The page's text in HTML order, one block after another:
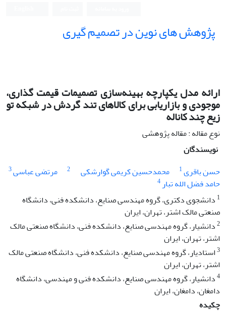
پژوهش های نوین در تصمیم گیری
ارائه مدل یکپارچه بهینه‌سازی تصمیمات قیمت گذاری،
موجودی و بازاریابی برای کالاهای تند گردش در شبکه تو
زیع چند کاناله
نوع مقاله : مقاله پژوهشی
نویسندگان
حسن باقری1 محمدحسین کریمی گوارشکی 2 مرتضی عباسی3
حامد فضل الله تبار4
1 دانشجوی دکتری، گروه مهندسی صنایع، دانشکده فنی، دانشگاه
صنعتی مالک اشتر، تهران، ایران
2دانشیار، گروه مهندسی صنایع، دانشکده فنی، دانشگاه صنعتی مالک
اشتر، تهران، ایران
3استادیار، گروه مهندسی صنایع، دانشکده فنی، دانشگاه صنعتی مالک
اشتر، تهران، ایران
4دانشیار، گروه مهندسی صنایع، دانشکده فنی و مهندسی، دانشگاه
دامغان، دامغان، ایران
چکیده